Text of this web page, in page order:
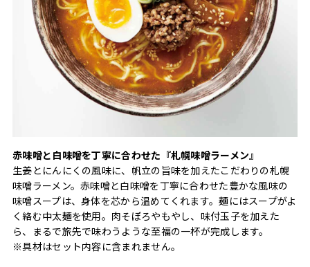
赤味噌と白味噌を丁寧に合わせた『札幌味噌ラーメン』
生姜とにんにくの風味に、帆立の旨味を加えたこだわりの札幌
味噌ラーメン。赤味噌と白味噌を丁寧に合わせた豊かな風味の
味噌スープは、身体を芯から温めてくれます。麺にはスープがよ
く絡む中太麺を使用。肉そぼろやもやし、味付玉子を加えた
ら、まるで旅先で味わうような至福の一杯が完成します。
※具材はセット内容に含まれません。